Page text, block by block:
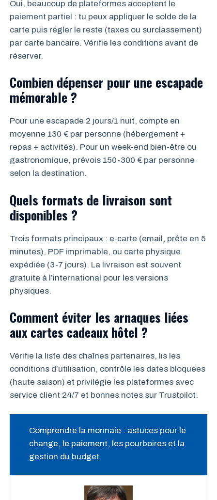
Oui, beaucoup de plateformes acceptent le
paiement partiel : tu peux appliquer le solde de la
carte puis régler le reste (taxes ou surclassement)
par carte bancaire. Vérifie les conditions avant de
réserver.
Combien dépenser pour une escapade
mémorable ?
Pour une escapade 2 jours/1 nuit, compte en
moyenne 130 € par personne (hébergement +
repas + activités). Pour un week-end bien-être ou
gastronomique, prévois 150-300 € par personne
selon la destination.
Quels formats de livraison sont
disponibles ?
Trois formats principaux : e-carte (email, prête en 5
minutes), PDF imprimable, ou carte physique
expédiée (3-7 jours). La livraison est souvent
gratuite à l’international pour les versions
physiques.
Comment éviter les arnaques liées
aux cartes cadeaux hôtel ?
Vérifie la liste des chaînes partenaires, lis les
conditions d’utilisation, contrôle les dates bloquées
(haute saison) et privilégie les plateformes avec
service client 24/7 et bonnes notes sur Trustpilot.
Comprendre la monnaie : astuces pour le
change, le paiement, les pourboires et la
gestion du budget